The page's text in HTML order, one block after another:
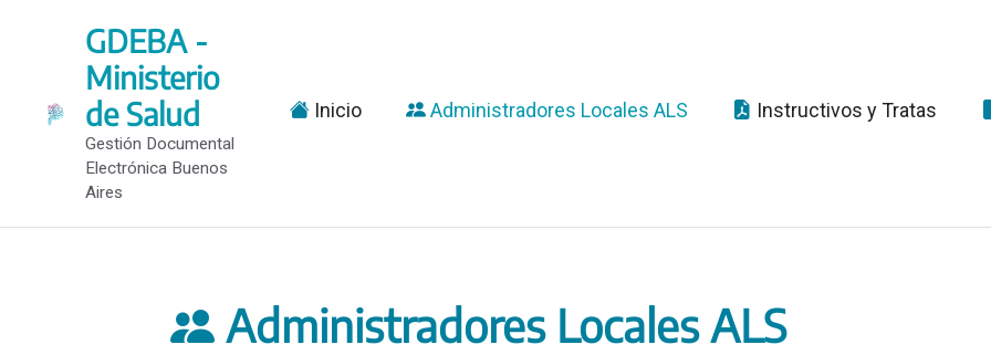
GDEBA -
Ministerio
de Salud
Gestión Documental
Electrónica Buenos
Aires
Inicio Administradores Locales ALS Instructivos y Tratas
Administradores Locales ALS